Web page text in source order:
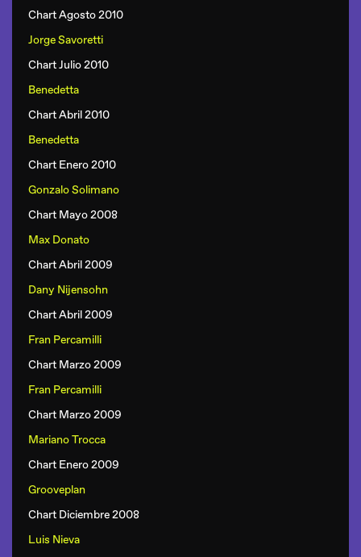
Chart Agosto 2010
Jorge Savoretti
Chart Julio 2010
Benedetta
Chart Abril 2010
Benedetta
Chart Enero 2010
Gonzalo Solimano
Chart Mayo 2008
Max Donato
Chart Abril 2009
Dany Nijensohn
Chart Abril 2009
Fran Percamilli
Chart Marzo 2009
Fran Percamilli
Chart Marzo 2009
Mariano Trocca
Chart Enero 2009
Grooveplan
Chart Diciembre 2008
Luis Nieva